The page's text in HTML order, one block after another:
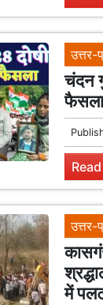
उत्तर-
चंदन
फैसला
उत्तर-
में